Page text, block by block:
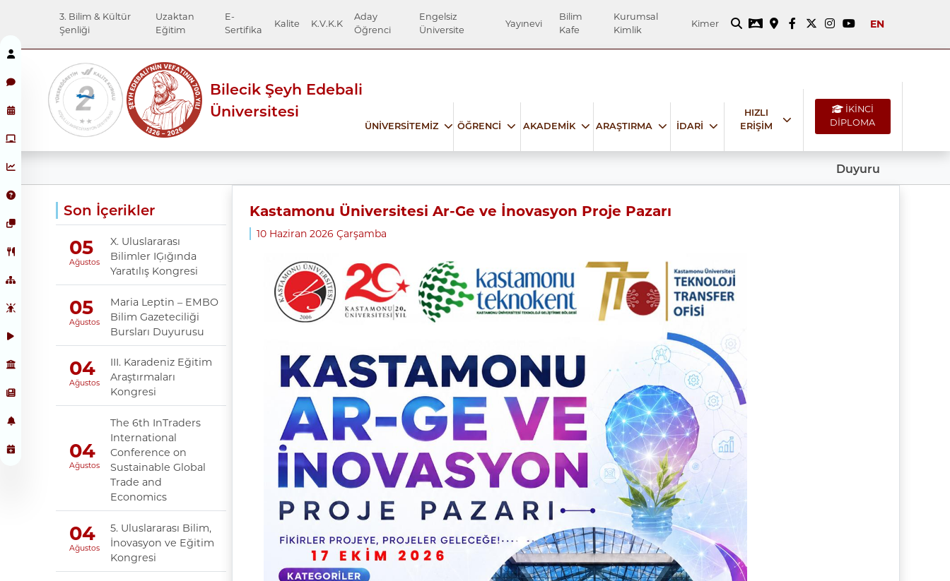
3. Bilim & Kültür
Şenliği
Uzaktan
Eğitim
E-
Sertifika
Kalite K.V.K.K
Aday
Öğrenci
Engelsiz
Üniversite
Yayınevi
Bilim
Kafe
Kurumsal
Kimlik
Kimer EN
Bilecik Şeyh Edebali
Üniversitesi
ÜNİVERSİTEMİZ ÖĞRENCİ AKADEMİK ARAŞTIRMA İDARİ
HIZLI
ERİŞİM
İKİNCİ
DİPLOMA
Duyuru
Son İçerikler
05
Ağustos
X. Uluslararası
Bilimler IĢığında
Yaratılış Kongresi
05
Ağustos
Maria Leptin – EMBO
Bilim Gazeteciliği
Bursları Duyurusu
04
Ağustos
III. Karadeniz Eğitim
Araştırmaları
Kongresi
04
Ağustos
The 6th InTraders
International
Conference on
Sustainable Global
Trade and
Economics
04
Ağustos
5. Uluslararası Bilim,
İnovasyon ve Eğitim
Kongresi
Kastamonu Üniversitesi Ar-Ge ve İnovasyon Proje Pazarı
10 Haziran 2026 Çarşamba